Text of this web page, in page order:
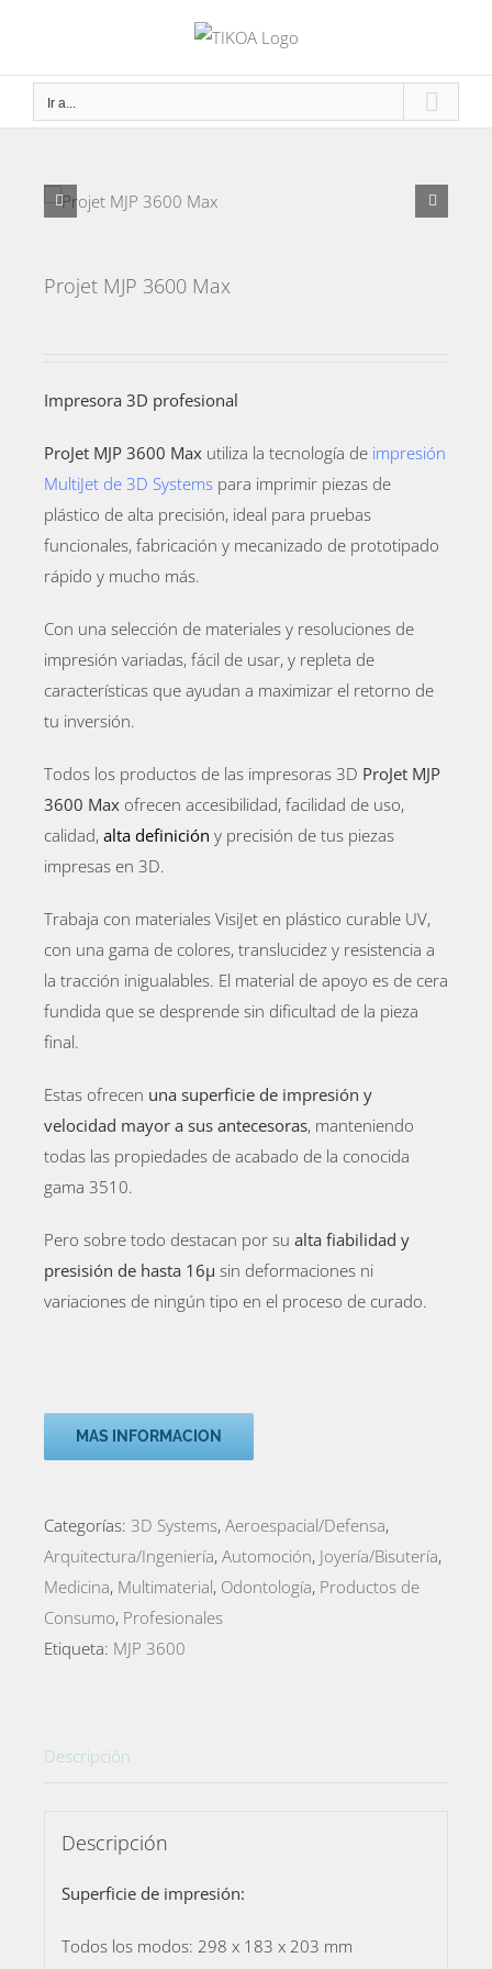
contenido
Ir a...
Projet MJP 3600 Max
Impresora 3D profesional
ProJet MJP 3600 Max utiliza la tecnología de impresión
MultiJet de 3D Systems para imprimir piezas de
plástico de alta precisión, ideal para pruebas
funcionales, fabricación y mecanizado de prototipado
rápido y mucho más.
Con una selección de materiales y resoluciones de
impresión variadas, fácil de usar, y repleta de
características que ayudan a maximizar el retorno de
tu inversión.
Todos los productos de las impresoras 3D ProJet MJP
3600 Max ofrecen accesibilidad, facilidad de uso,
calidad, alta definición y precisión de tus piezas
impresas en 3D.
Trabaja con materiales VisiJet en plástico curable UV,
con una gama de colores, translucidez y resistencia a
la tracción inigualables. El material de apoyo es de cera
fundida que se desprende sin dificultad de la pieza
final.
Estas ofrecen una superficie de impresión y
velocidad mayor a sus antecesoras, manteniendo
todas las propiedades de acabado de la conocida
gama 3510.
Pero sobre todo destacan por su alta fiabilidad y
presisión de hasta 16μ sin deformaciones ni
variaciones de ningún tipo en el proceso de curado.
MAS INFORMACION
Categorías: 3D Systems, Aeroespacial/Defensa,
Arquitectura/Ingeniería, Automoción, Joyería/Bisutería,
Medicina, Multimaterial, Odontología, Productos de
Consumo, Profesionales
Etiqueta: MJP 3600
Descripción
Descripción
Superficie de impresión:
Todos los modos: 298 x 183 x 203 mm